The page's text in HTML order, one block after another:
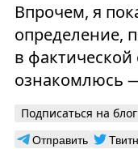
Впрочем, я
определение,
в фактической
ознакомлюсь
Подписаться на блог
Отправить